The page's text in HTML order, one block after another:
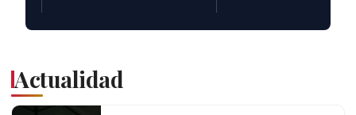
Actualidad